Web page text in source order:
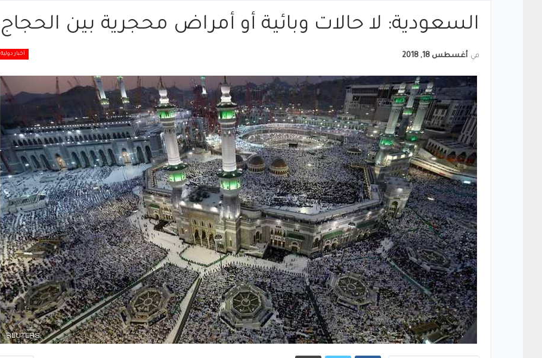
السعودية: لا حالات وبائية أو أمراض محجرية بين الحجاج
أخبار دولية في أغسطس 18, 2018